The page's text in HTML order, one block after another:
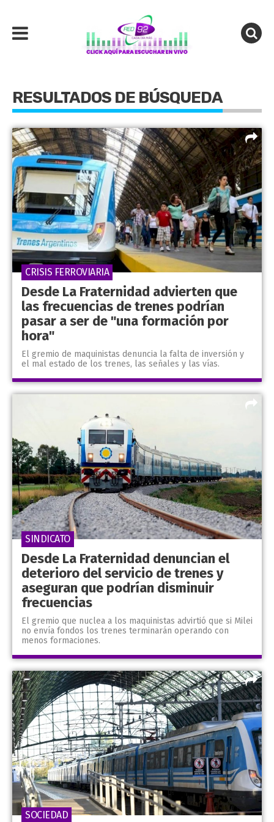
RESULTADOS DE BÚSQUEDA
Desde La Fraternidad advierten que
las frecuencias de trenes podrían
pasar a ser de "una formación por
hora"
El gremio de maquinistas denuncia la falta de inversión y
el mal estado de los trenes, las señales y las vías.
CRISIS FERROVIARIA
Desde La Fraternidad denuncian el
deterioro del servicio de trenes y
aseguran que podrían disminuir
frecuencias
El gremio que nuclea a los maquinistas advirtió que si Milei
no envía fondos los trenes terminarán operando con
menos formaciones.
SINDICATO
SOCIEDAD